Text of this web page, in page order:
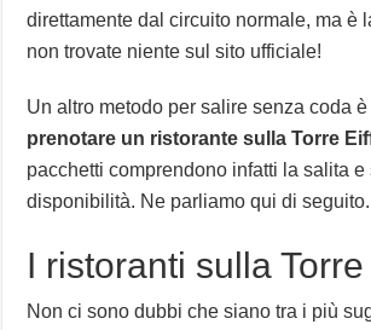
direttamente dal circuito normale, ma è
non trovate niente sul sito ufficiale!
Un altro metodo per salire senza coda
prenotare un ristorante sulla Torre
pacchetti comprendono infatti la salita
disponibilità. Ne parliamo qui di seguito.
I ristoranti sulla
Non ci sono dubbi che siano tra i più